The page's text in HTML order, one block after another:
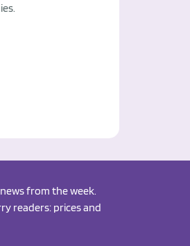
from the week.
readers: prices and